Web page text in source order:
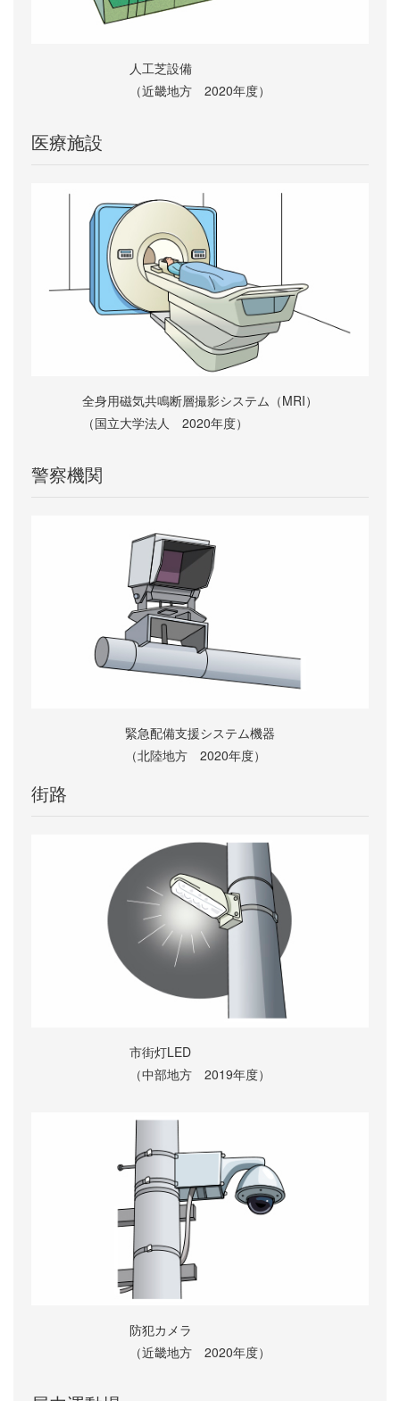
人工芝設備
（近畿地方 2020年度）
医療施設
全身用磁気共鳴断層撮影システム（MRI）
（国立大学法人 2020年度）
警察機関
緊急配備支援システム機器
（北陸地方 2020年度）
街路
市街灯LED
（中部地方 2019年度）
防犯カメラ
（近畿地方 2020年度）